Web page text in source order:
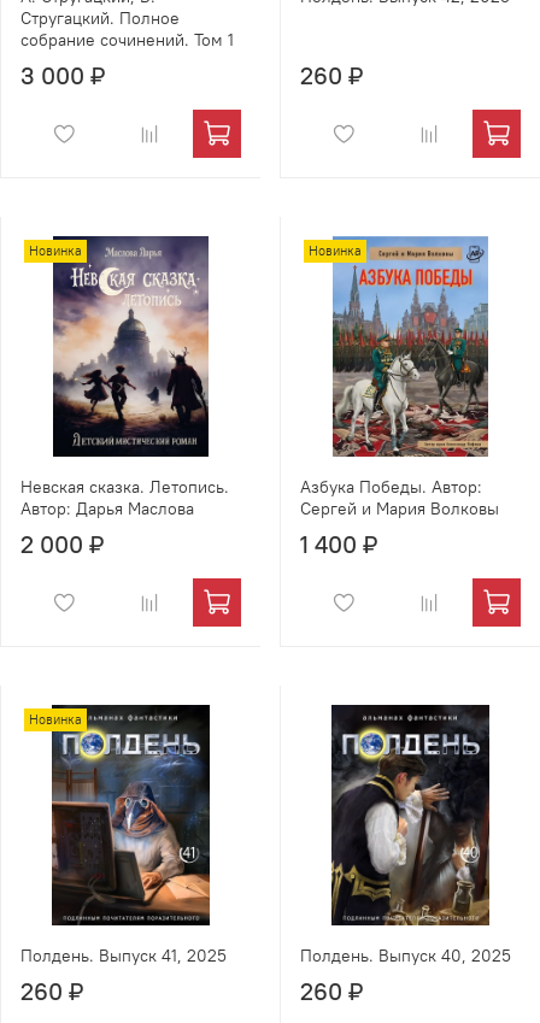
Стругацкий. Полное
собрание сочинений. Том 1
3 000 ₽ 260 ₽
Новинка
Невская сказка. Летопись.
Автор: Дарья Маслова
2 000 ₽
Новинка
Азбука Победы. Автор:
Сергей и Мария Волковы
1 400 ₽
Новинка
Полдень. Выпуск 41, 2025
260 ₽
Полдень. Выпуск 40, 2025
260 ₽